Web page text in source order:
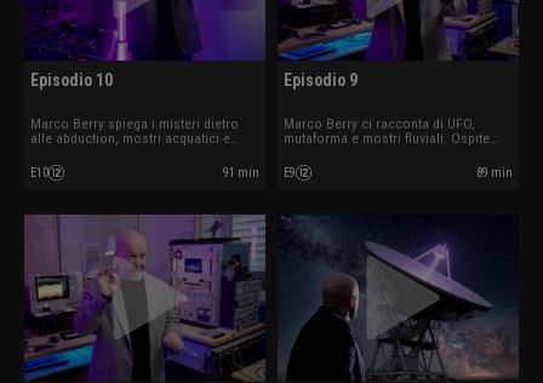
Episodio 10
Marco Berry spiega i misteri dietro
alle abduction, mostri acquatici e
Edoardo Russo.
E10 91 min
Episodio 9
Marco Berry ci racconta di UFO,
mutaforma e mostri fluviali. Ospite
E9 89 min